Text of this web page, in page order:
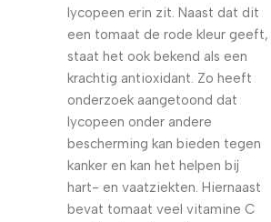
lycopeen erin zit. Naast dat dit
een tomaat de rode kleur geeft,
staat het ook bekend als een
krachtig antioxidant. Zo heeft
onderzoek aangetoond dat
lycopeen onder andere
bescherming kan bieden tegen
kanker en kan het helpen bij
hart- en vaatziekten. Hiernaast
bevat tomaat veel vitamine C